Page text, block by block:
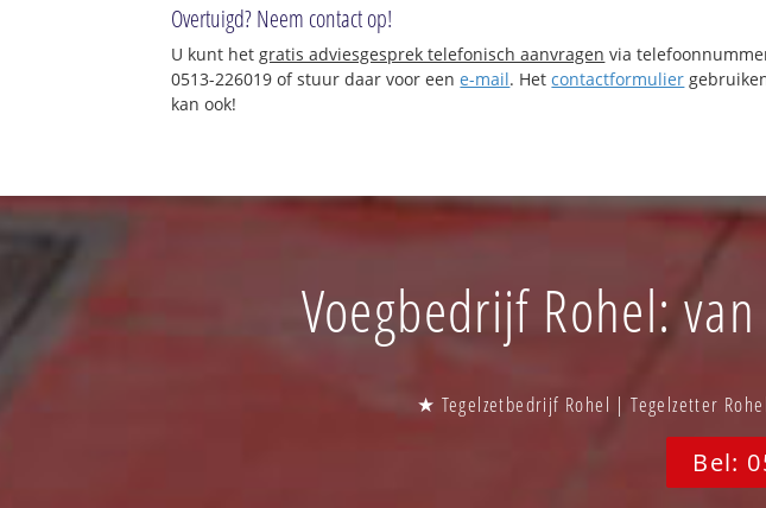
Overtuigd? Neem contact op!
U kunt hetgratis adviesgesprek telefonisch aanvragen via
0513-226019 of stuur daar voor eene-mail. Hetcontactformulier
kan ook!
Voegbedrijf Rohel:
★ Tegelzetbedrijf Rohel | Tegelzetter
Bel: